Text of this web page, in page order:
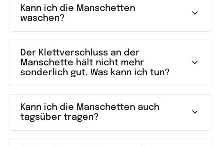
Kann ich die Manschetten
waschen?
expand_more
Der Klettverschluss an der
Manschette hält nicht mehr
sonderlich gut. Was kann ich tun?
expand_more
Kann ich die Manschetten auch
tagsüber tragen?
expand_more